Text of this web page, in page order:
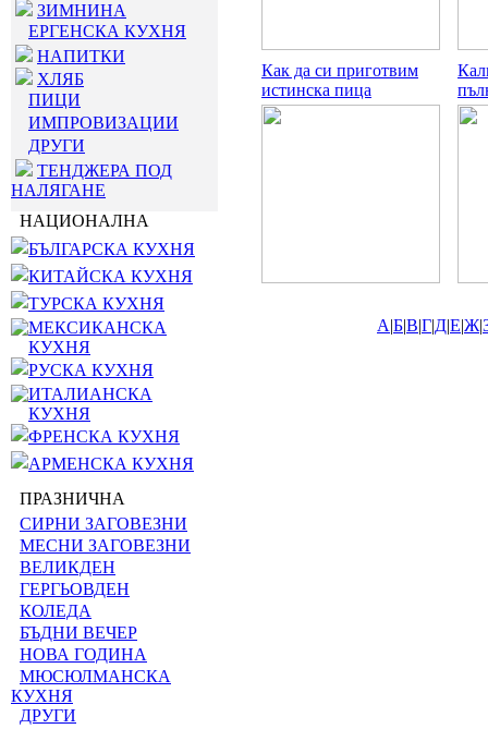
ЗИМНИНА
ЕРГЕНСКА КУХНЯ
НАПИТКИ
ХЛЯБ
ПИЦИ
ИМПРОВИЗАЦИИ
ДРУГИ
ТЕНДЖЕРА ПОД
НАЛЯГАНЕ
НАЦИОНАЛНА
БЪЛГАРСКА КУХНЯ
КИТАЙСКА КУХНЯ
ТУРСКА КУХНЯ
МЕКСИКАНСКА
КУХНЯ
РУСКА КУХНЯ
ИТАЛИАНСКА
КУХНЯ
ФРЕНСКА КУХНЯ
АРМЕНСКА КУХНЯ
ПРАЗНИЧНА
СИРНИ ЗАГОВЕЗНИ
МЕСНИ ЗАГОВЕЗНИ
ВЕЛИКДЕН
ГЕРГЬОВДЕН
КОЛЕДА
БЪДНИ ВЕЧЕР
НОВА ГОДИНА
МЮСЮЛМАНСКА
КУХНЯ
ДРУГИ
Как да си приготвим
истинска пица
А|Б|В|Г|Д|Е|Ж|